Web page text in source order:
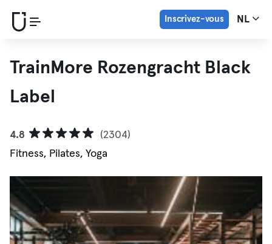
Inscrivez-vous NL
TrainMore Rozengracht Black
Label
4.8
(2304)
Fitness, Pilates, Yoga